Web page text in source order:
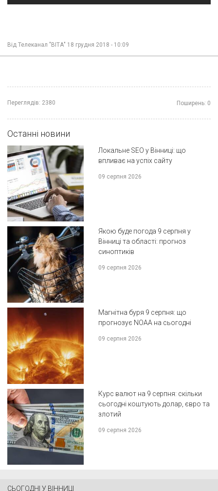
Від Телеканал "ВІТА" 18 грудня 2018 - 10:09
Переглядів: 2380 Поширень: 0
Останні новини
Локальне SEO у Вінниці: що
впливає на успіх сайту
09 серпня 2026
Якою буде погода 9 серпня у
Вінниці та області: прогноз
синоптиків
09 серпня 2026
Магнітна буря 9 серпня: що
прогнозує NOAA на сьогодні
09 серпня 2026
Курс валют на 9 серпня: скільки
сьогодні коштують долар, євро та
злотий
09 серпня 2026
СЬОГОДНІ У ВІННИЦІ